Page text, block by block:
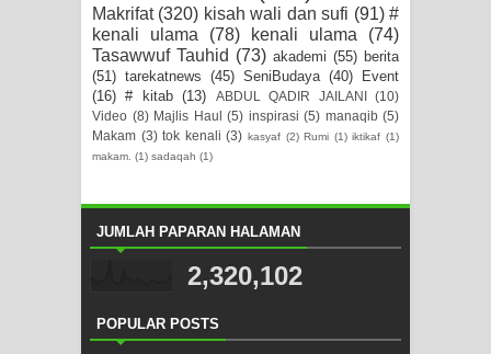
Makrifat (320) kisah wali dan sufi (91) #
kenali ulama
(78) kenali ulama
(74)
Tasawwuf Tauhid (73) akademi (55) berita
(51) tarekatnews (45) SeniBudaya (40)
Event
(16) # kitab (13) ABDUL QADIR JAILANI
(10)
Video (8) Majlis Haul (5) inspirasi (5) manaqib (5)
Makam (3) tok kenali (3) kasyaf (2) Rumi (1) iktikaf (1)
makam. (1) sadaqah (1)
JUMLAH PAPARAN HALAMAN
2,320,102
POPULAR POSTS